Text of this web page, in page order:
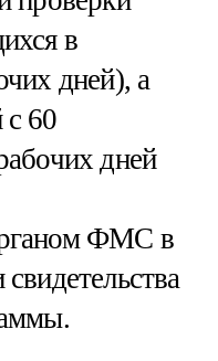
в
дней), а
60
дней
ФМС в